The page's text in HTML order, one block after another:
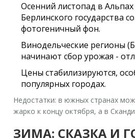
Осенний листопад в
Берлинского государства
фотогеничный фон.
Винодельческие регионы
начинают сбор урожая -
Цены стабилизируются,
популярных городах.
Недостатки: в южных странах
жарко к концу октября, а в
ЗИМА: СКАЗКА И